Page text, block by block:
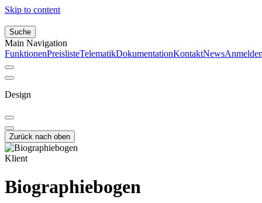
Skip to content
Suche
Main Navigation
FunktionenPreislisteTelematikDokumentationKontaktNews
Design
Zurück nach oben
Klient
Biographiebogen